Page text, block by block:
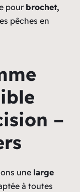
pour brochet,
pêches en
–
une large
à toutes